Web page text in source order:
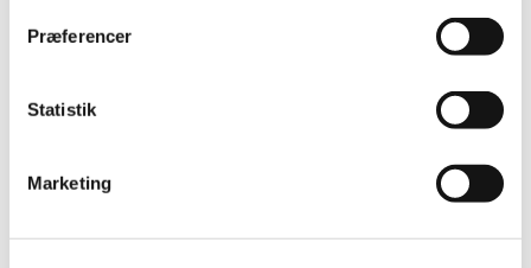
Præferencer
Statistik
Marketing